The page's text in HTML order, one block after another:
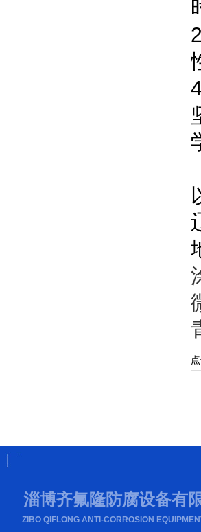
淄博齐氟隆防腐设备有
ZIBO QIFLONG ANTI-CORROSION